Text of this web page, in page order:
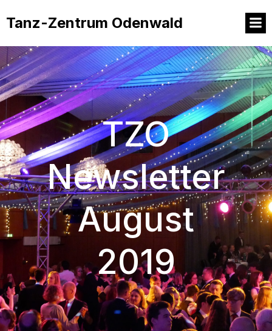
Tanz-Zentrum Odenwald
TZO
Newsletter
August
2019